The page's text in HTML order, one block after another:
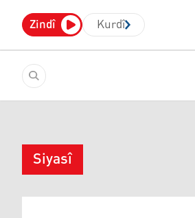
Zindî Kurdî
Siyasî